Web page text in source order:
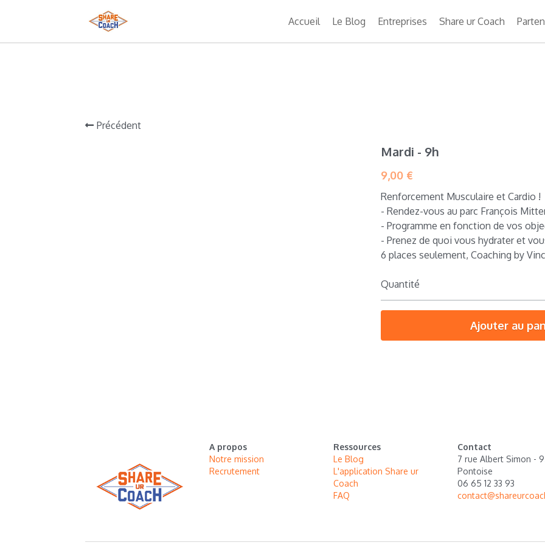
Accueil Le Blog Entreprises Share ur Coach
Précédent
Mardi - 9h
9,00 €
Renforcement Musculaire et Cardio !
- Rendez-vous au parc François
- Programme en fonction de vos
- Prenez de quoi vous hydrater et
6 places seulement, Coaching by
Quantité
Ajouter au